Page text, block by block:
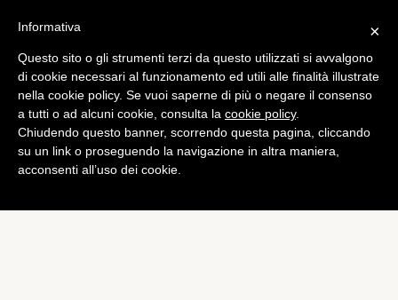
Curiosità
L’Europa beve il doppio di
alcol rispetto al resto del
mondo
diRedazione
×
Informativa
Questo sito o gli strumenti terzi da questo utilizzati si avvalgono
di cookie necessari al funzionamento ed utili alle finalità illustrate
nella cookie policy. Se vuoi saperne di più o negare il consenso
a tutti o ad alcuni cookie, consulta la cookie policy.
Chiudendo questo banner, scorrendo questa pagina, cliccando
su un link o proseguendo la navigazione in altra maniera,
acconsenti all’uso dei cookie.